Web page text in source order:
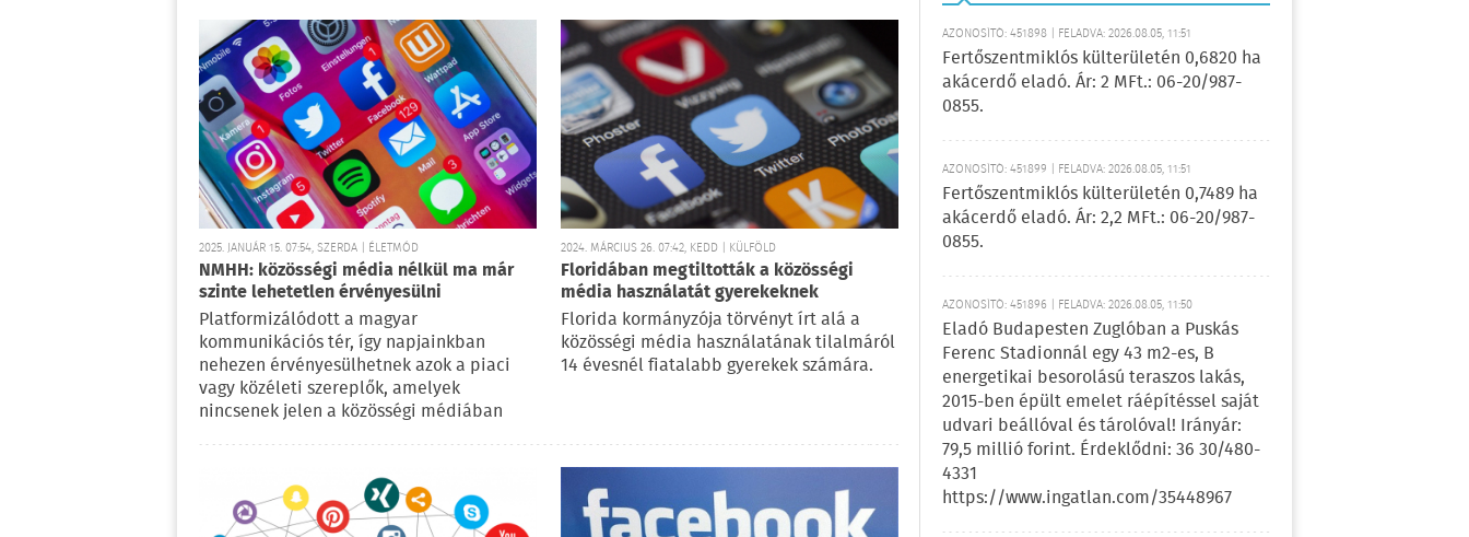
2025. JANUÁR 15. 07:54, SZERDA | ÉLETMÓD
NMHH: közösségi média nélkül ma már
szinte lehetetlen érvényesülni
Platformizálódott a magyar
kommunikációs tér, így napjainkban
nehezen érvényesülhetnek azok a piaci
vagy közéleti szereplők, amelyek
nincsenek jelen a közösségi médiában
2024. MÁRCIUS 26. 07:42, KEDD | KÜLFÖLD
Floridában megtiltották a közösségi
média használatát gyerekeknek
Florida kormányzója törvényt írt alá a
közösségi média használatának tilalmáról
14 évesnél fiatalabb gyerekek számára.
AZONOSÍTÓ: 451898 | FELADVA: 2026.08.05, 11:51
Fertőszentmiklós külterületén 0,6820 ha
akácerdő eladó. Ár: 2 MFt.: 06-20/987-
0855.
AZONOSÍTÓ: 451899 | FELADVA: 2026.08.05, 11:51
Fertőszentmiklós külterületén 0,7489 ha
akácerdő eladó. Ár: 2,2 MFt.: 06-20/987-
0855.
AZONOSÍTÓ: 451896 | FELADVA: 2026.08.05, 11:50
Eladó Budapesten Zuglóban a Puskás
Ferenc Stadionnál egy 43 m2-es, B
energetikai besorolású teraszos lakás,
2015-ben épült emelet ráépítéssel saját
udvari beállóval és tárolóval! Irányár:
79,5 millió forint. Érdeklődni: 36 30/480-
4331
https://www.ingatlan.com/35448967